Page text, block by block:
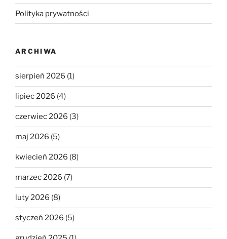
Polityka prywatności
ARCHIWA
sierpień 2026 (1)
lipiec 2026 (4)
czerwiec 2026 (3)
maj 2026 (5)
kwiecień 2026 (8)
marzec 2026 (7)
luty 2026 (8)
styczeń 2026 (5)